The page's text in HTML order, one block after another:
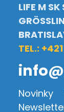
LIFE M SK
TEL.:
Novinky